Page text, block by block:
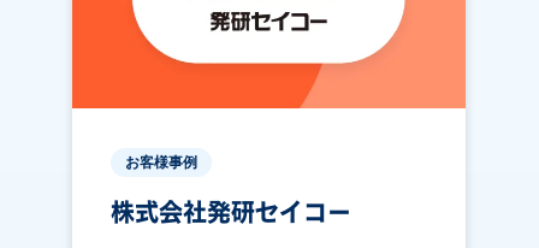
お客様事例
株式会社発研セイコー